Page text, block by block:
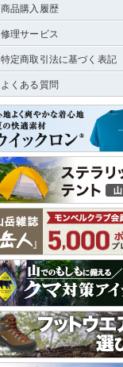
商品購入履歴
修理サービス
特定商取引法に基づく表記
よくある質問